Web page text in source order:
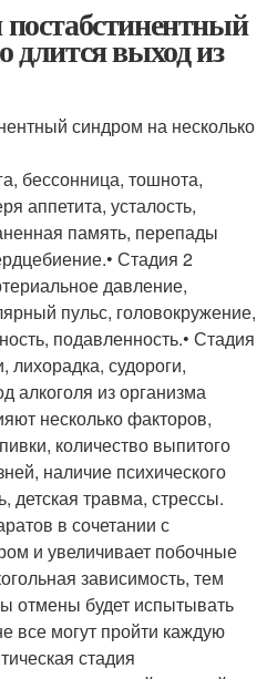
длится выход из
синдром на несколько
бессонница, тошнота,
аппетита, усталость,
память, перепады
Стадия 2
давление,
пульс, головокружение,
подавленность.• Стадия
судороги,
алкоголя из организма
несколько факторов,
количество выпитого
наличие психического
детская травма, стрессы.
в сочетании с
и увеличивает побочные
зависимость, тем
отмены будет испытывать
все могут пройти каждую
стадия